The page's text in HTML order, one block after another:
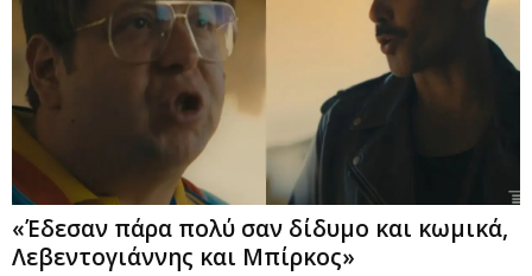
«Έδεσαν πάρα πολύ σαν δίδυμο και κωμικά,
Λεβεντογιάννης και Μπίρκος»